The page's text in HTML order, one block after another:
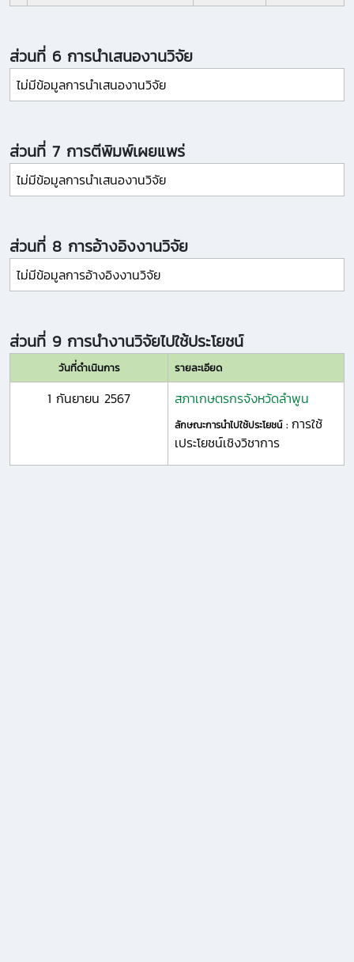
ส่วนที่ 6 การนำเสนองานวิจัย
ไม่มีข้อมูลการนำเสนองานวิจัย
ส่วนที่ 7 การตีพิมพ์เผยแพร่
ไม่มีข้อมูลการนำเสนองานวิจัย
ส่วนที่ 8 การอ้างอิงงานวิจัย
ไม่มีข้อมูลการอ้างอิงงานวิจัย
ส่วนที่ 9 การนำงานวิจัยไปใช้ประโยชน์
วันที่ดำเนินการ รายละเอียด
1 กันยายน 2567 สภาเกษตรกรจังหวัดลำพูน
ลักษณะการนำไปใช้ประโยชน์ : การใช้
เประโยชน์เชิงวิชาการ